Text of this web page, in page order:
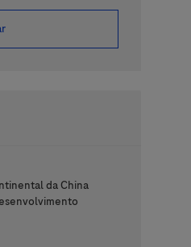
da China